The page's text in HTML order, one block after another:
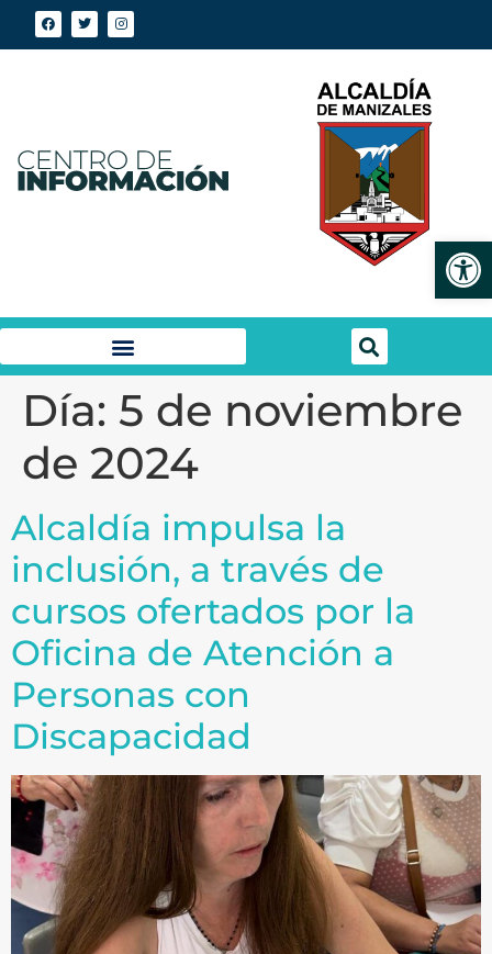
Día: 5 de noviembre
de 2024
Alcaldía impulsa la
inclusión, a través de
cursos ofertados por la
Oficina de Atención a
Personas con
Discapacidad